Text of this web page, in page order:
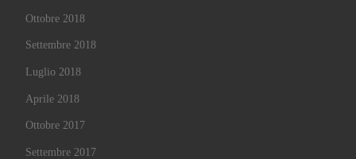
Ottobre 2018
Settembre 2018
Luglio 2018
Aprile 2018
Ottobre 2017
Settembre 2017